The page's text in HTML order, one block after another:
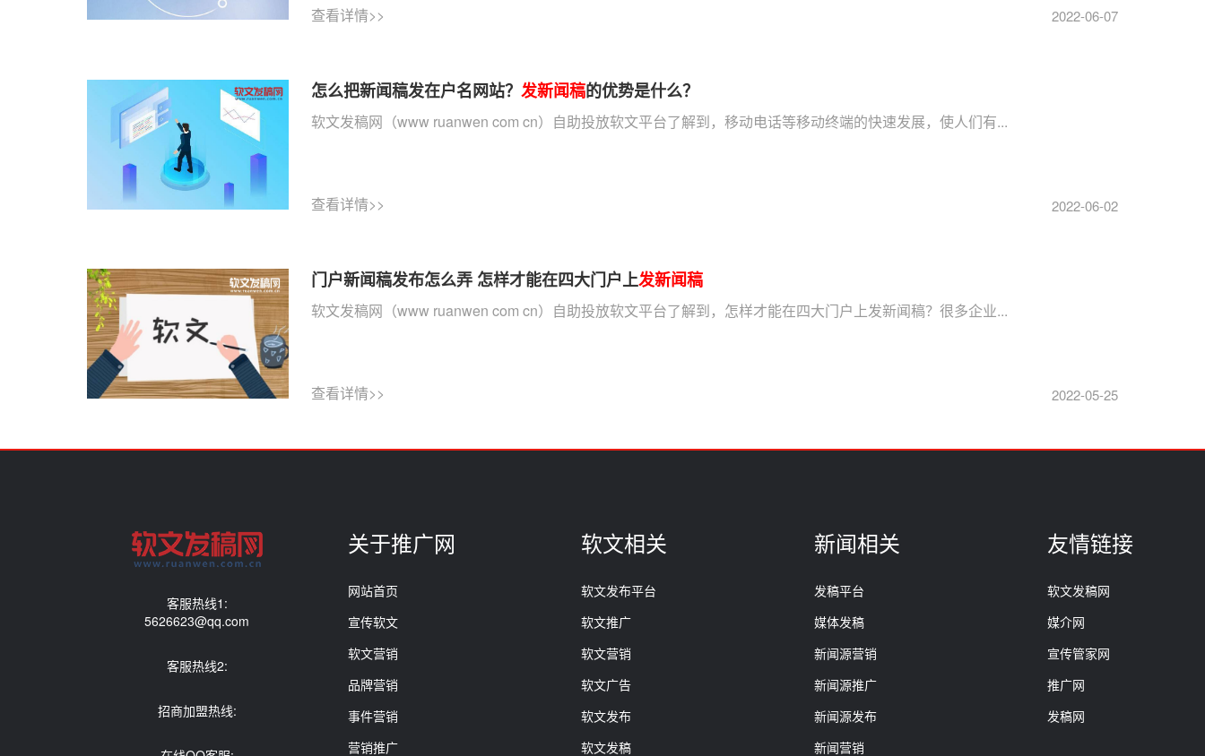
查看详情>> 2022-06-07
怎么把新闻稿发在户名网站？ 发新闻稿的优势是什么？
软文发稿网（www ruanwen com cn）自助投放软文平台了解到，移动电话等移动终端的快速发展，使人们有...
查看详情>> 2022-06-02
门户新闻稿发布怎么弄 怎样才能在四大门户上发新闻稿
软文发稿网（www ruanwen com cn）自助投放软文平台了解到，怎样才能在四大门户上发新闻稿？很多企业...
查看详情>> 2022-05-25
客服热线1:
5626623@qq.com
客服热线2:
招商加盟热线:
关于推广网
网站首页
宣传软文
软文营销
品牌营销
事件营销
营销推广
软文相关
软文发布平台
软文推广
软文营销
软文广告
软文发布
软文发稿
新闻相关
发稿平台
媒体发稿
新闻源营销
新闻源推广
新闻源发布
新闻营销
友情链接
软文发稿网
媒介网
宣传管家网
推广网
发稿网